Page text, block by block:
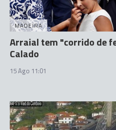
MADEIRA
Arraial tem "corrido de
Calado
15 Ago 11:01